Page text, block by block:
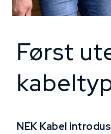
Først
NEK Kabel